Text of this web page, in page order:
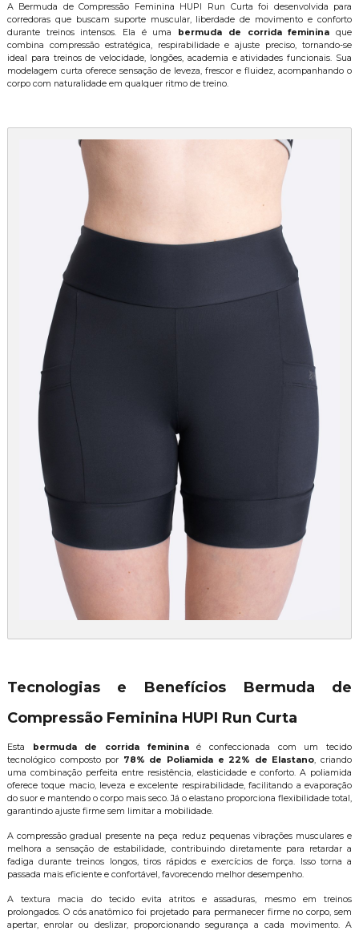
A Bermuda de Compressão Feminina HUPI Run Curta foi desenvolvida para
corredoras que buscam suporte muscular, liberdade de movimento e conforto
durante treinos intensos. Ela é uma bermuda de corrida feminina que
combina compressão estratégica, respirabilidade e ajuste preciso, tornando-se
ideal para treinos de velocidade, longões, academia e atividades funcionais. Sua
modelagem curta oferece sensação de leveza, frescor e fluidez, acompanhando o
corpo com naturalidade em qualquer ritmo de treino.
Tecnologias e Benefícios Bermuda de
Compressão Feminina HUPI Run Curta
Esta bermuda de corrida femininaé confeccionada com um tecido
tecnológico composto por 78% de Poliamida e 22% de Elastano, criando
uma combinação perfeita entre resistência, elasticidade e conforto. A poliamida
oferece toque macio, leveza e excelente respirabilidade, facilitando a evaporação
do suor e mantendo o corpo mais seco. Já o elastano proporciona flexibilidade total,
garantindo ajuste firme sem limitar a mobilidade.
A compressão gradual presente na peça reduz pequenas vibrações musculares e
melhora a sensação de estabilidade, contribuindo diretamente para retardar a
fadiga durante treinos longos, tiros rápidos e exercícios de força. Isso torna a
passada mais eficiente e confortável, favorecendo melhor desempenho.
A textura macia do tecido evita atritos e assaduras, mesmo em treinos
prolongados. O cós anatômico foi projetado para permanecer firme no corpo, sem
apertar, enrolar ou deslizar, proporcionando segurança a cada movimento. A